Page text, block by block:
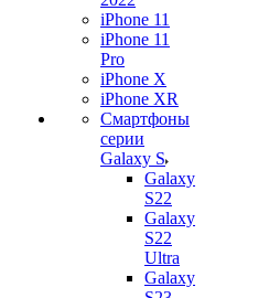
iPhone 11
iPhone 11
Pro
iPhone X
iPhone XR
Смартфоны
серии
Galaxy S
Galaxy
S22
Galaxy
S22
Ultra
Galaxy